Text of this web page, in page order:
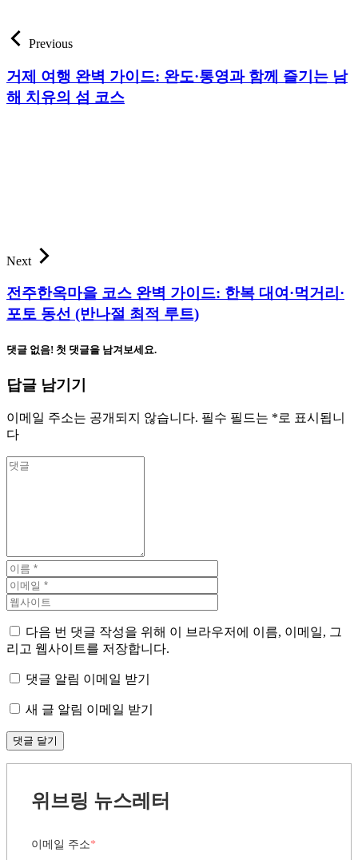
Previous
거제 여행 완벽 가이드: 완도·통영과 함께 즐기는 남
해 치유의 섬 코스
Next
전주한옥마을 코스 완벽 가이드: 한복 대여·먹거리·
포토 동선 (반나절 최적 루트)
댓글 없음! 첫 댓글을 남겨보세요.
답글 남기기
이메일 주소는 공개되지 않습니다. 필수 필드는 *로 표시됩니
다
다음 번 댓글 작성을 위해 이 브라우저에 이름, 이메일, 그
리고 웹사이트를 저장합니다.
댓글 알림 이메일 받기
새 글 알림 이메일 받기
위브링 뉴스레터
이메일 주소*